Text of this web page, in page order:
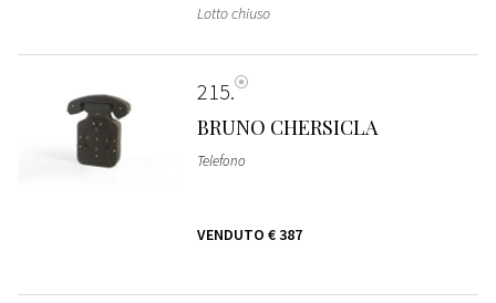
Lotto chiuso
215
BRUNO CHERSICLA
Telefono
VENDUTO € 387